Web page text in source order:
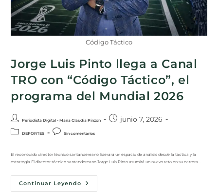
Código Táctico
Jorge Luis Pinto llega a Canal
TRO con “Código Táctico”, el
programa del Mundial 2026
Periodista Digital - María Claudia Pinzón junio 7, 2026
DEPORTES Sin comentarios
El reconocido director técnico santandereano liderará un espacio de análisis desde la táctica y la
estrategia El director técnico santandereano Jorge Luis Pinto asumirá un nuevo reto en su carrera…
Continuar Leyendo